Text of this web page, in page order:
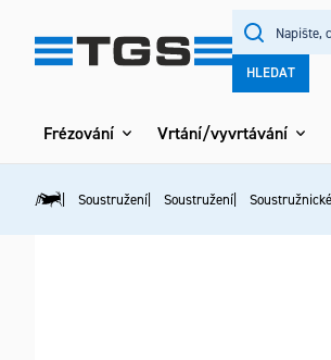
obsah
HLEDAT
Frézování Vrtání/vyvrtávání
Domů Soustružení Soustružení